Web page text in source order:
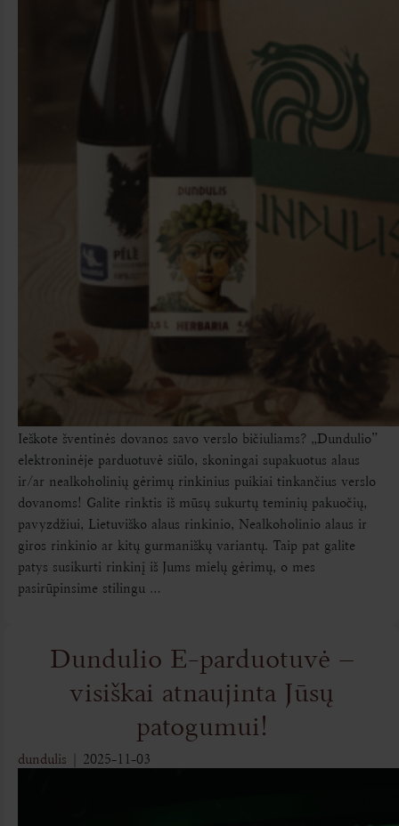
Ieškote šventinės dovanos savo verslo bičiuliams? „Dundulio”
elektroninėje parduotuvė siūlo, skoningai supakuotus alaus
ir/ar nealkoholinių gėrimų rinkinius puikiai tinkančius verslo
dovanoms! Galite rinktis iš mūsų sukurtų teminių pakuočių,
pavyzdžiui, Lietuviško alaus rinkinio, Nealkoholinio alaus ir
giros rinkinio ar kitų gurmaniškų variantų. Taip pat galite
patys susikurti rinkinį iš Jums mielų gėrimų, o mes
pasirūpinsime stilingu …
Dundulio E-parduotuvė –
visiškai atnaujinta Jūsų
patogumui!
dundulis 2025-11-03